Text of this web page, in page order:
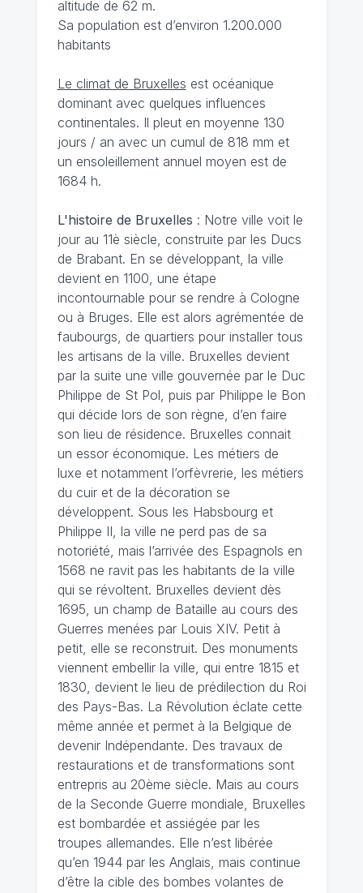
altitude de 62 m.
Sa population est d’environ 1.200.000
habitants
Le climat de Bruxelles est océanique
dominant avec quelques influences
continentales. Il pleut en moyenne 130
jours / an avec un cumul de 818 mm et
un ensoleillement annuel moyen est de
1684 h.
L'histoire de Bruxelles : Notre ville voit le
jour au 11è siècle, construite par les Ducs
de Brabant. En se développant, la ville
devient en 1100, une étape
incontournable pour se rendre à Cologne
ou à Bruges. Elle est alors agrémentée de
faubourgs, de quartiers pour installer tous
les artisans de la ville. Bruxelles devient
par la suite une ville gouvernée par le Duc
Philippe de St Pol, puis par Philippe le Bon
qui décide lors de son règne, d’en faire
son lieu de résidence. Bruxelles connait
un essor économique. Les métiers de
luxe et notamment l’orfèvrerie, les métiers
du cuir et de la décoration se
développent. Sous les Habsbourg et
Philippe II, la ville ne perd pas de sa
notoriété, mais l’arrivée des Espagnols en
1568 ne ravit pas les habitants de la ville
qui se révoltent. Bruxelles devient dès
1695, un champ de Bataille au cours des
Guerres menées par Louis XIV. Petit à
petit, elle se reconstruit. Des monuments
viennent embellir la ville, qui entre 1815 et
1830, devient le lieu de prédilection du Roi
des Pays-Bas. La Révolution éclate cette
même année et permet à la Belgique de
devenir Indépendante. Des travaux de
restaurations et de transformations sont
entrepris au 20ème siècle. Mais au cours
de la Seconde Guerre mondiale, Bruxelles
est bombardée et assiégée par les
troupes allemandes. Elle n’est libérée
qu’en 1944 par les Anglais, mais continue
d’être la cible des bombes volantes de